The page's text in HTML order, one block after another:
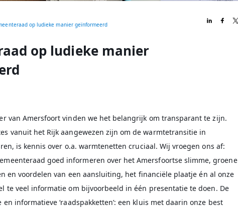
op ludieke manier geïnformeerd
op ludieke manier
van Amersfoort vinden we het belangrijk om transparant te zijn.
vanuit het Rijk aangewezen zijn om de warmtetransitie in
is kennis over o.a. warmtenetten cruciaal. Wij vroegen ons af:
goed informeren over het Amersfoortse slimme, groene
en voordelen van een aansluiting, het financiële plaatje én al onze
te veel informatie om bijvoorbeeld in één presentatie te doen. De
informatieve ‘raadspakketten’: een kluis met daarin onze best